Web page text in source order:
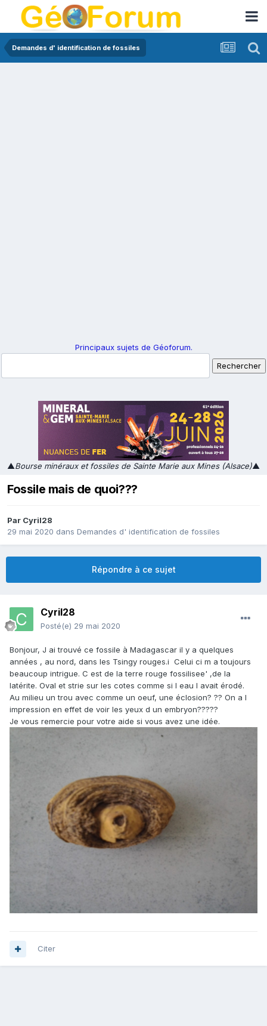
Demandes d' identification de fossiles
Principaux sujets de Géoforum.
▲Bourse minéraux et fossiles de Sainte Marie aux Mines (Alsace)▲
Fossile mais de quoi???
Par Cyril28
29 mai 2020 dans Demandes d' identification de fossiles
Répondre à ce sujet
Cyril28
Posté(e) 29 mai 2020
Bonjour, J ai trouvé ce fossile à Madagascar il y a quelques
années , au nord, dans les Tsingy rouges.i Celui ci m a toujours
beaucoup intrigue. C est de la terre rouge fossilisee' ,de la
latérite. Oval et strie sur les cotes comme si l eau l avait érodé.
Au milieu un trou avec comme un oeuf, une éclosion? ?? On a l
impression en effet de voir les yeux d un embryon?????
Je vous remercie pour votre aide si vous avez une idée.
Citer